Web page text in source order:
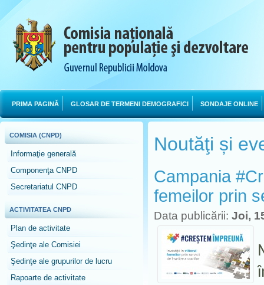
PRIMA PAGINĂ GLOSAR DE TERMENI DEMOGRAFICI SONDAJE ONLINE
COMISIA (CNPD)
Informaţie generală
Componenţa CNPD
Secretariatul CNPD
ACTIVITATEA CNPD
Plan de activitate
Şedinţe ale Comisiei
Şedinţe ale grupurilor de lucru
Rapoarte de activitate
Noutăţi și
Campania
femeilor prin
Data publicării: Joi,